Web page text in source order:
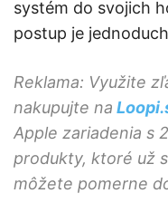
systém do svojich
postup je
Reklama: Využite
nakupujte na
Apple zariadenia s
produkty, ktoré už
môžete pomerne